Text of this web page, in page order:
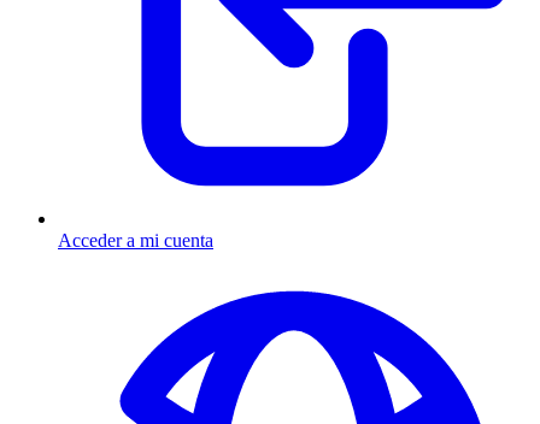
Acceder a mi cuenta